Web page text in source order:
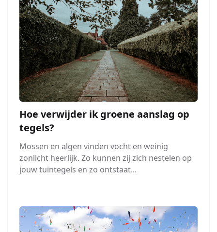
Hoe verwijder ik groene aanslag op
tegels?
Mossen en algen vinden vocht en weinig
zonlicht heerlijk. Zo kunnen zij zich nestelen op
jouw tuintegels en zo ontstaat...